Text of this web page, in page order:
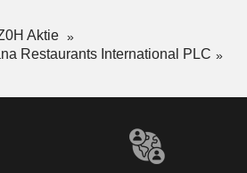
Aktie
Restaurants International PLC